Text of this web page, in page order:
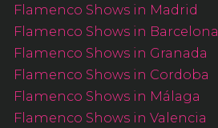
Flamenco Shows in Madrid
Flamenco Shows in Barcelona
Flamenco Shows in Granada
Flamenco Shows in Cordoba
Flamenco Shows in Málaga
Flamenco Shows in Valencia